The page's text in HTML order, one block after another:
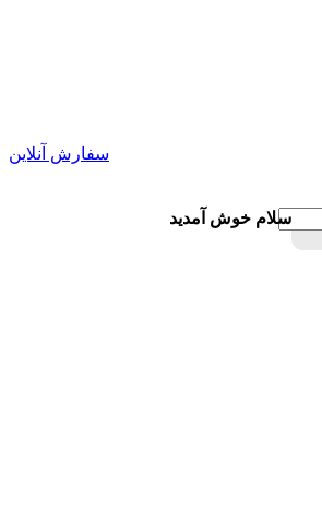
سفارش آنلاین
سلام خوش آمدید